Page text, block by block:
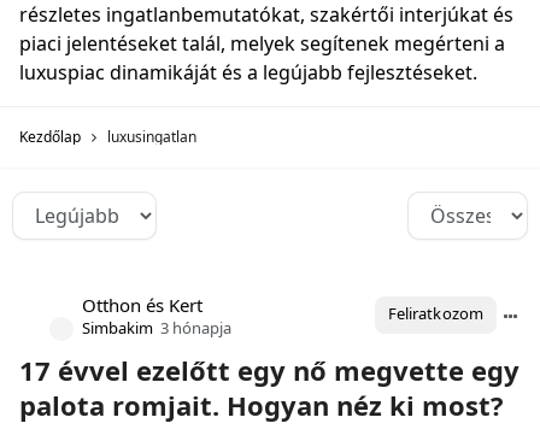
részletes ingatlanbemutatókat, szakértői interjúkat és
piaci jelentéseket talál, melyek segítenek megérteni a
luxuspiac dinamikáját és a legújabb fejlesztéseket.
Kezdőlap luxusingatlan
Otthon és Kert
Simbakim 3 hónapja
Feliratkozom
17 évvel ezelőtt egy nő megvette egy
palota romjait. Hogyan néz ki most?